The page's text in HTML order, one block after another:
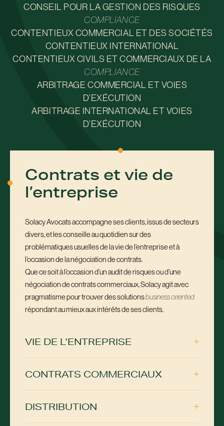
CONSEIL POUR LA GESTION DES RISQUES
COMPLIANCE
CONTENTIEUX COMMERCIAL ET DES SOCIÉTÉS
CONTENTIEUX INTERNATIONAL
CONTENTIEUX CIVILS ET COMMERCIAUX DE LA
COMPLIANCE
ARBITRAGE COMMERCIAL ET VOIES
D’EXÉCUTION
ARBITRAGE INTERNATIONAL ET VOIES
D’EXÉCUTION
Contrats et vie de
l’entreprise
Solacy Avocats accompagne ses clients, issus de secteurs
divers, et les conseille au quotidien sur des
problématiques usuelles de la vie de l’entreprise et à
l’occasion de la négociation de contrats.
Que ce soit à l’occasion d’un audit de risques ou d’une
négociation de contrats commerciaux, Solacy agit avec
pragmatisme pour trouver des solutionsbusinessoriented
répondant au mieux aux intérêts de ses clients.
VIE DE L’ENTREPRISE
CONTRATS COMMERCIAUX
DISTRIBUTION